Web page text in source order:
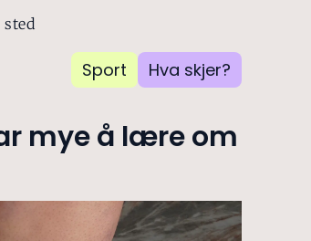
Sport Hva skjer?
mye å lære om